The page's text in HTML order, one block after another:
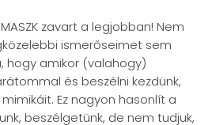
zavart a legjobban! Nem
ismerőseimet sem
hogy amikor (valahogy)
és beszélni kezdünk,
Ez nagyon hasonlít a
beszélgetünk, de nem tudjuk,